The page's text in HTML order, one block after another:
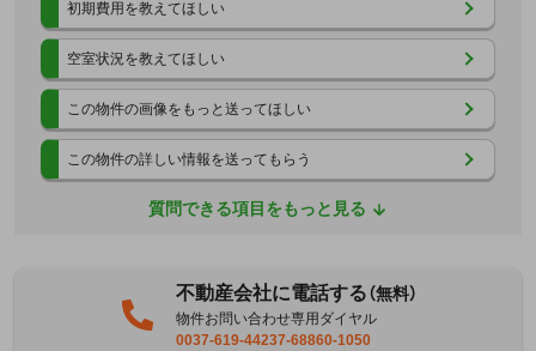
初期費用を教えてほしい
空室状況を教えてほしい
この物件の画像をもっと送ってほしい
この物件の詳しい情報を送ってもらう
質問できる項目をもっと見る
不動産会社に電話する（無料）
物件お問い合わせ専用ダイヤル
0037-619-44237-68860-1050